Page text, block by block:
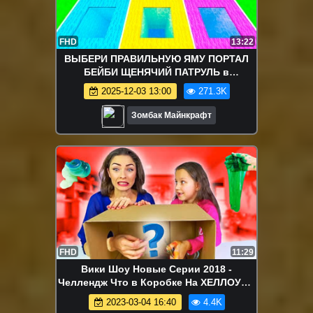
FHD 13:22
ВЫБЕРИ ПРАВИЛЬНУЮ ЯМУ ПОРТАЛ
БЕЙБИ ЩЕНЯЧИЙ ПАТРУЛЬ в
МАЙНКРАФТ ЗОМБАК СКАЙ МАРШАЛ
КРЕПЫШ
2025-12-03 13:00 271.3K
Зомбак Майнкрафт
FHD 11:29
Вики Шоу Новые Серии 2018 -
Челлендж Что в Коробке На ХЕЛЛОУИН
Нащупал Скелет Крысы Зеленая
Голова Черви Challenge / Вики Шоу
2023-03-04 16:40 4.4K